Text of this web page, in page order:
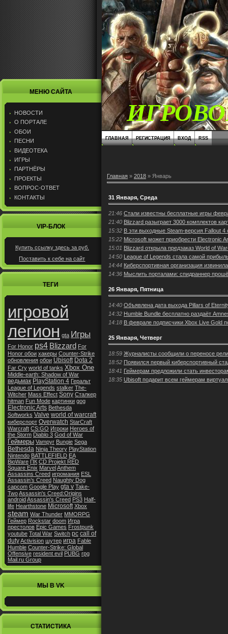
МЕНЮ САЙТА
НОВОСТИ
О ПОРТАЛЕ
ОБОИ
ПЕСНИ
ВИДЕОТЕКА
ИГРЫ
ПАРТНЁРЫ
ПРОЕКТЫ
ВОПРОС-ОТВЕТ
КОНТАКТЫ
VIP-БЛОК
Купить ссылку здесь за руб.
Поставить к себе на сайт
ТЕГИ
игровой
легион gta Игры
For Honor ps4 Blizzard For
Honor обои хакеры Counter-Strike
обновления обои Ubisoft Dota 2
Far Cry world of tanks Xbox One
Middle-earth: Shadow of War
ведьмак PlayStation 4 Геральт
League of Legends stalker The-
Witcher Mass Effect Sony Сталкер
hitman Fun Mode картинки gog
Electronic Arts Bethesda
Softworks Valve world of warcraft
киберспорт Overwatch StarCraft
Warcraft CS:GO Игроки Heroes of
the Storm Diablo 3 God of War
Геймеры Vampyr Bungie Sega
Bethesda Ninja Theory PlayStation
Nintendo BATTLEFIELD EA
BioWare ПК CD Projekt RED
Square Enix MarvelAnthem
Assassins Creed игромания ESL
Assassin’s Creed Naughty Dog
capcom Google Play gta v Take-
TwoAssassin's Creed:Origins
androidAssassin's Creed PS3 Half-
life Hearthstone Microsoft Xbox
steam War Thunder MMORPG
Геймер Rockstar doom Игра
престолов Epic Games Frostpunk
youtube Total War Switch pc call of
dutyActivision шутер игра Fable
Humble Counter-Strike: Global
Offensive resident evil PUBG rpg
Mail.ru Group
МЫ В VK
СТАТИСТИКА
ГЛАВНАЯ РЕГИСТРАЦИЯ ВХОД RSS
Главная » 2018 » Январь
31 Января, Среда
21:46 Стали известны бесплатные игры
21:40 Blizzard разыграет 3000 комплектов
15:32 В эти выходные Steam-версия Fallout 4
15:22 Microsoft может приобрести Electronic
15:01 Blizzard открыла предзаказ World of
14:50 League of Legends стала самой
14:44 Киберспортивная организация
14:36 Мыслить порталами: спидраннер
26 Января, Пятница
14:40 Объявлена дата выхода Pillars of
14:32 Humble Bundle бесплатно раздаёт
14:18 В феврале подписчики Xbox Live Gold
25 Января, Четверг
18:59 Журналисты сообщили о переносе
18:52 Появился первый киберспортивный
18:41 Геймерам предложили стать
18:35 Ubisoft подарит всем геймерам